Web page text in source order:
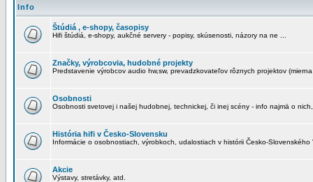
Info
Štúdiá , e-shopy, časopisy
Hifi štúdiá, e-shopy, aukčné servery - popisy, skúsenosti, názory na ne ...
Značky, výrobcovia, hudobné projekty
Predstavenie výrobcov audio hw,sw, prevadzkovateľov rôznych projektov
Osobnosti
Osobnosti svetovej i našej hudobnej, technickej, či inej scény - info najmä o
História hifi v Česko-Slovensku
Informácie o osobnostiach, výrobkoch, udalostiach v histórii Česko-Slovenského
Akcie
Výstavy, stretávky, atd.